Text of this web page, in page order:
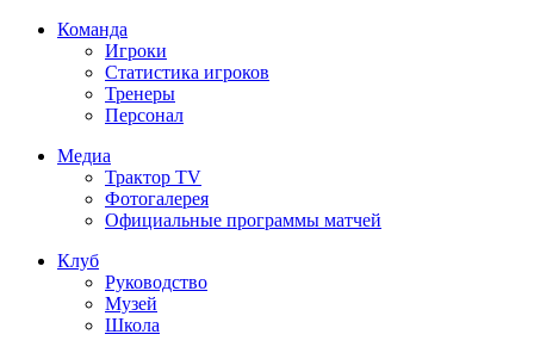
Команда
Игроки
Статистика игроков
Тренеры
Персонал
Медиа
Трактор TV
Фотогалерея
Официальные программы матчей
Клуб
Руководство
Музей
Школа